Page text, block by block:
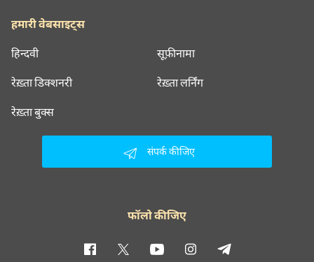
हमारी वेबसाइट्स
हिन्दवी सूफ़ीनामा
रेख़्ता डिक्शनरी रेख़्ता लर्निंग
रेख़्ता बुक्स
संपर्क कीजिए
फॉलो कीजिए